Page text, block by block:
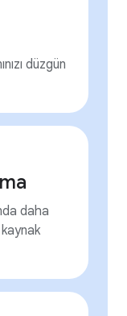
düzgün
daha